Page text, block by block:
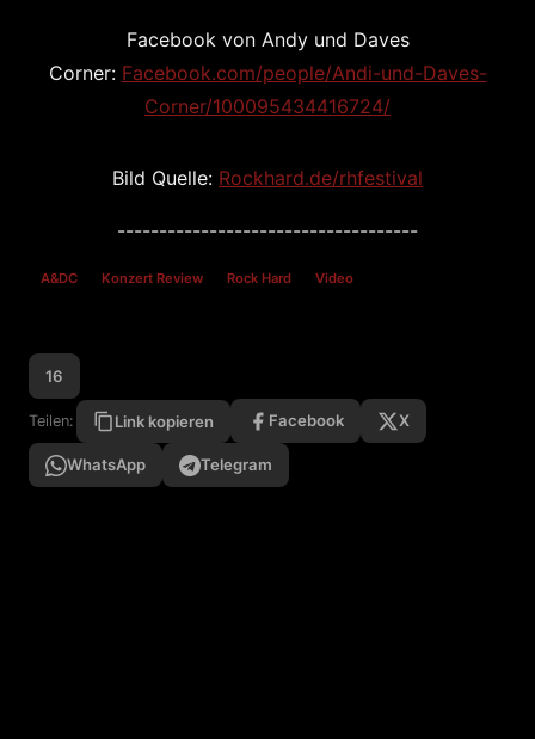
Facebook von Andy und Daves
Corner: Facebook.com/people/Andi-und-Daves-
Corner/100095434416724/
Bild Quelle: Rockhard.de/rhfestival
------------------------------------
A&DC Konzert Review Rock Hard Video
16
Teilen: Link kopieren Facebook X
WhatsApp Telegram